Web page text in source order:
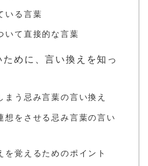
いる言葉
いて直接的な言葉
めに、言い換えを知っ
まう忌み言葉の言い換え
想をさせる忌み言葉の言い
を覚えるためのポイント